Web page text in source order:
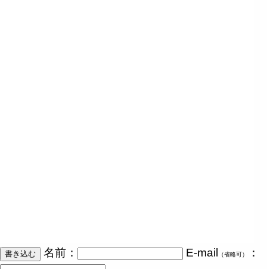
名前： E-mail （省略可） ：